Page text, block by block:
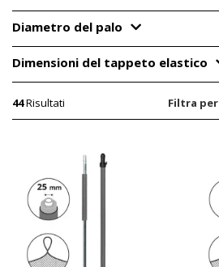
Diametro del palo
Dimensioni del tappeto elastico
44Risultati Filtra per